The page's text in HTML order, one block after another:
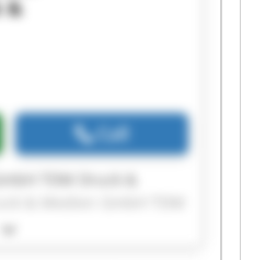
&
Call
Druck & Medien